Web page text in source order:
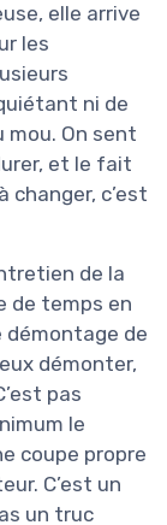
elle arrive
les
ni de
mou. On sent
et le fait
changer, c’est
de la
de temps en
démontage de
démonter,
pas
le
coupe propre
C’est un
un truc